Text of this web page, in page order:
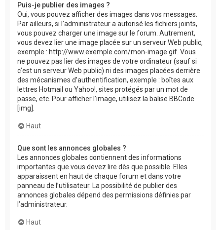
Puis-je publier des images ?
Oui, vous pouvez afficher des images dans vos messages.
Par ailleurs, si l’administrateur a autorisé les fichiers joints,
vous pouvez charger une image sur le forum. Autrement,
vous devez lier une image placée sur un serveur Web public,
exemple : http://www.exemple.com/mon-image.gif. Vous
ne pouvez pas lier des images de votre ordinateur (sauf si
c’est un serveur Web public) ni des images placées derrière
des mécanismes d’authentification, exemple : boîtes aux
lettres Hotmail ou Yahoo!, sites protégés par un mot de
passe, etc. Pour afficher l’image, utilisez la balise BBCode
[img].
Haut
Que sont les annonces globales ?
Les annonces globales contiennent des informations
importantes que vous devez lire dès que possible. Elles
apparaissent en haut de chaque forum et dans votre
panneau de l’utilisateur. La possibilité de publier des
annonces globales dépend des permissions définies par
l’administrateur.
Haut